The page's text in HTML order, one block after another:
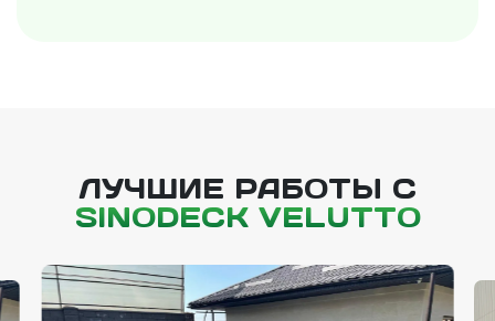
ЛУЧШИЕ РАБОТЫ С
SINODECK VELUTTO